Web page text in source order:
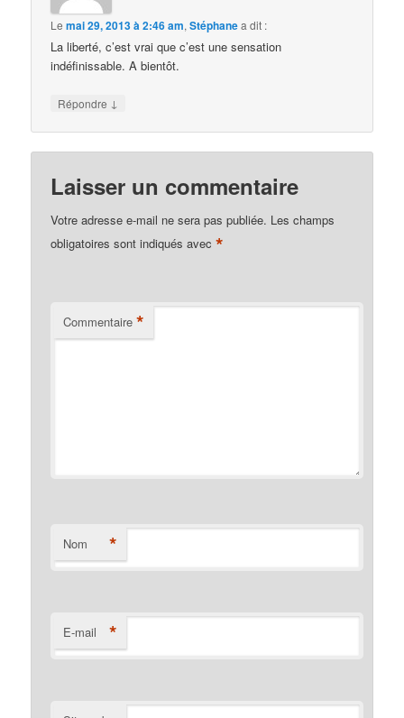
Lemai 29, 2013 à 2:46 am,Stéphanea dit :
La liberté, c’est vrai que c’est une sensation
indéfinissable. A bientôt.
Répondre ↓
Laisser un commentaire
Votre adresse e-mail ne sera pas publiée. Les champs
obligatoires sont indiqués avec*
Commentaire *
Nom *
E-mail *